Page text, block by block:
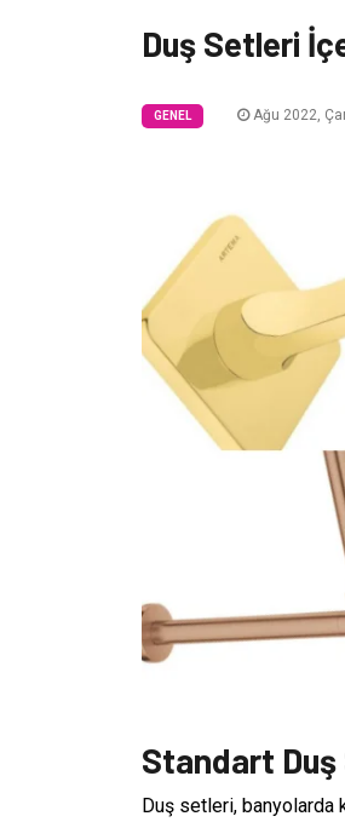
Duş Setleri
GENEL Ağu 2022,
Standart
Duş setleri, banyolarda